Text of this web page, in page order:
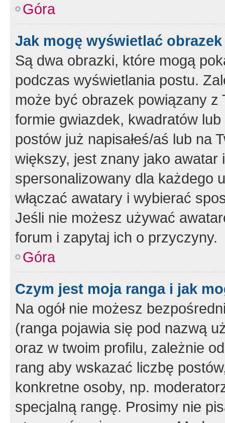
Góra
Jak mogę wyświetlać
Są dwa obrazki, które mogą
podczas wyświetlania postu.
może być obrazek powiązany z
formie gwiazdek, kwadratów
postów już napisałeś/aś lub na
większy, jest znany jako
spersonalizowany dla każdego
włączać awatary i wybierać
Jeśli nie możesz używać
forum i zapytaj ich o przyczyny.
Góra
Czym jest moja ranga i jak
Na ogół nie możesz
(ranga pojawia się pod nazwą
oraz w twoim profilu, zależnie
rang aby wskazać liczbę
konkretne osoby, np.
specjalną rangę. Prosimy nie